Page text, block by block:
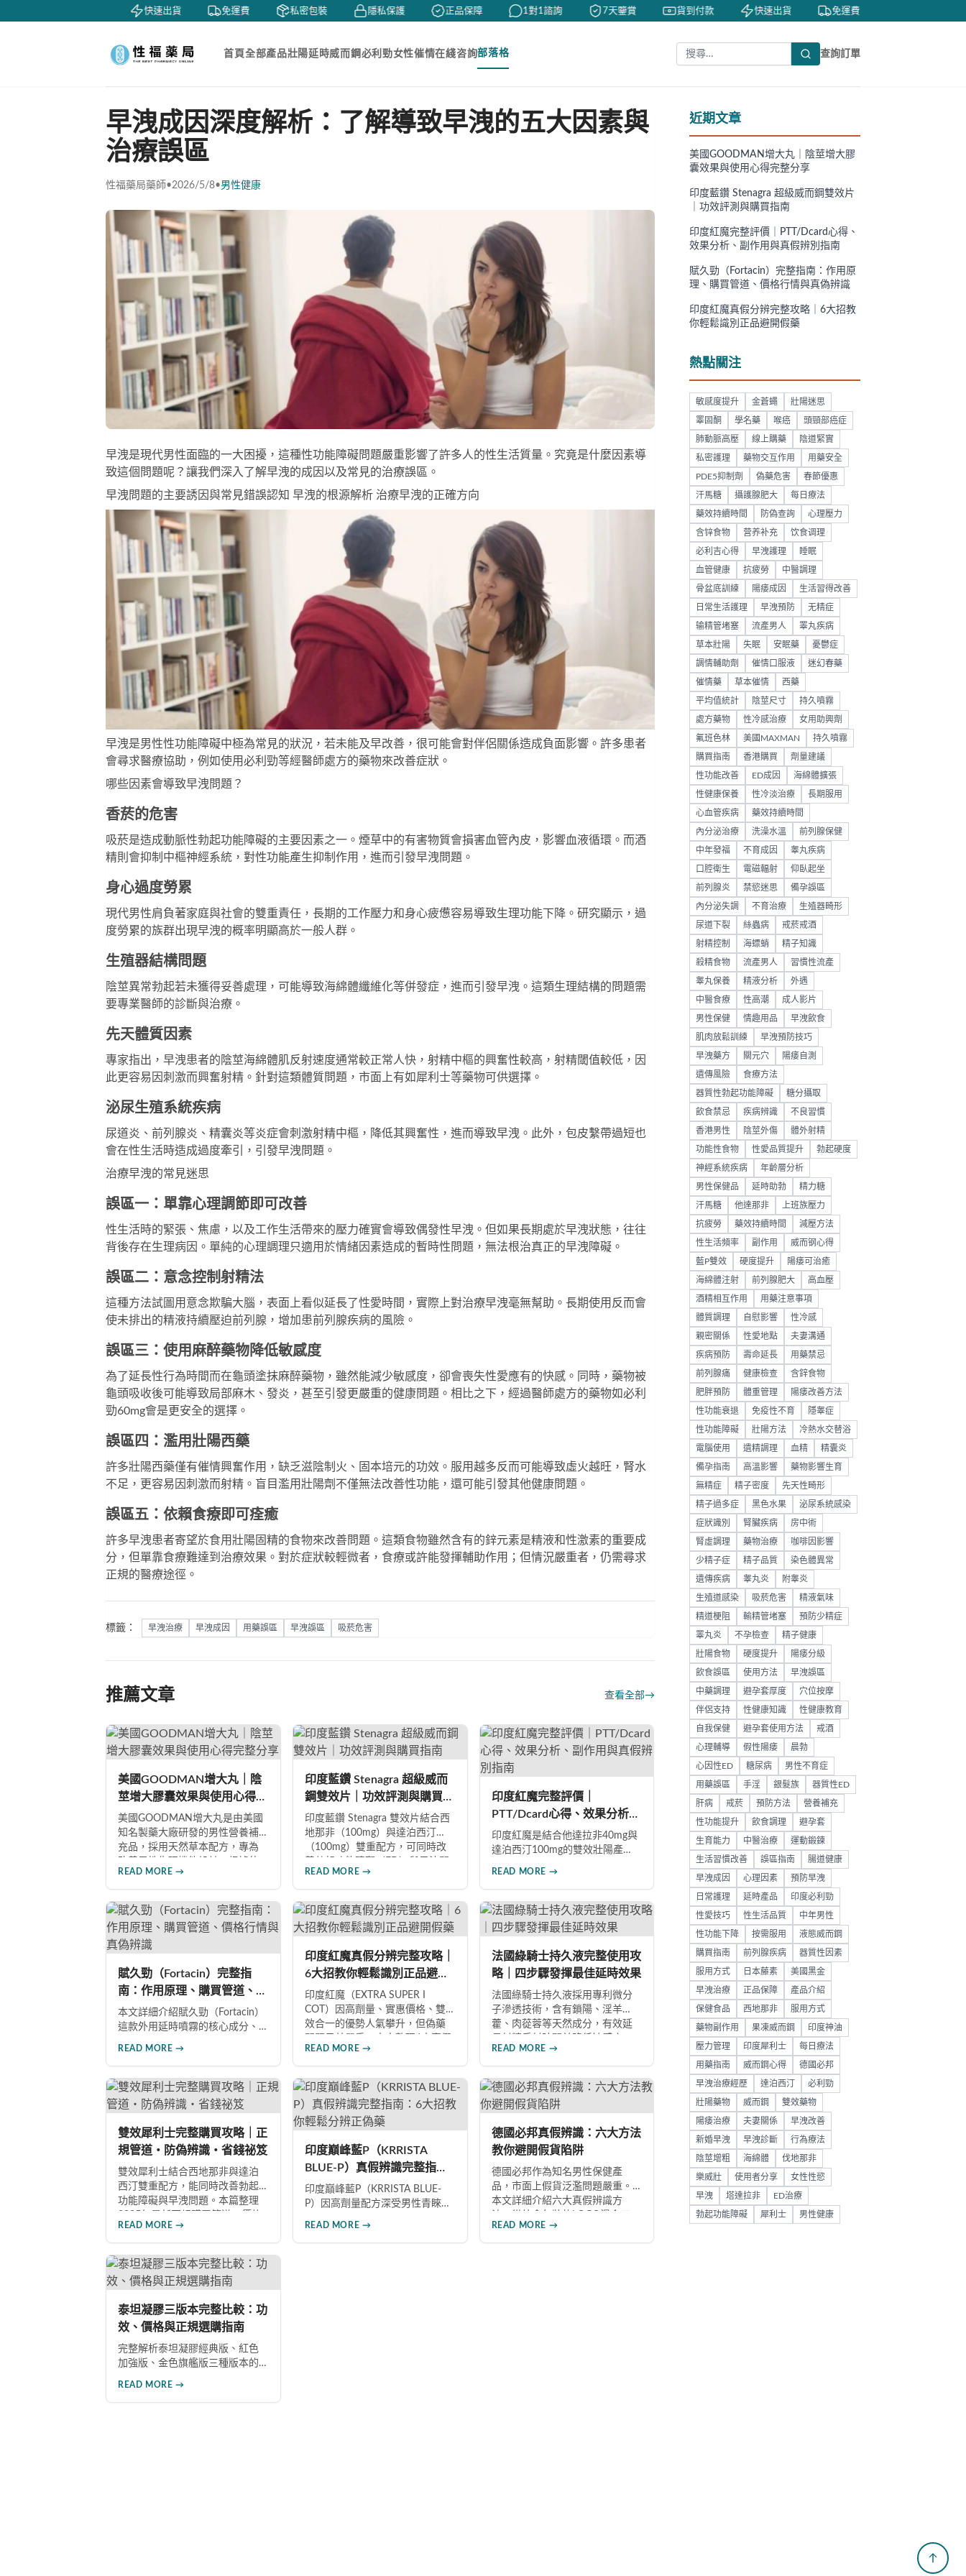
快速出貨 免運費 私密包裝 隱私保護 正品保障 1對1諮詢 7天鑒賞 貨到付款 快速出貨 免運費
首頁全部產品壯陽延時威而鋼必利勁女性催情在綫咨詢部落格 查詢訂單
早洩成因深度解析：了解導致早洩的五大因素與
治療誤區
性福藥局藥師•2026/5/8•男性健康
早洩是現代男性面臨的一大困擾，這種性功能障礙問題嚴重影響了許多人的性生活質量。究竟是什麼因素導
致這個問題呢？讓我們深入了解早洩的成因以及常見的治療誤區。
早洩問題的主要誘因與常見錯誤認知 早洩的根源解析 治療早洩的正確方向
早洩是男性性功能障礙中極為常見的狀況，若未能及早改善，很可能會對伴侶關係造成負面影響。許多患者
會尋求醫療協助，例如使用必利勁等經醫師處方的藥物來改善症狀。
哪些因素會導致早洩問題？
香菸的危害
吸菸是造成動脈性勃起功能障礙的主要因素之一。煙草中的有害物質會損害血管內皮，影響血液循環。而酒
精則會抑制中樞神經系統，對性功能產生抑制作用，進而引發早洩問題。
身心過度勞累
現代男性肩負著家庭與社會的雙重責任，長期的工作壓力和身心疲憊容易導致生理功能下降。研究顯示，過
度勞累的族群出現早洩的概率明顯高於一般人群。
生殖器結構問題
陰莖異常勃起若未獲得妥善處理，可能導致海綿體纖維化等併發症，進而引發早洩。這類生理結構的問題需
要專業醫師的診斷與治療。
先天體質因素
專家指出，早洩患者的陰莖海綿體肌反射速度通常較正常人快，射精中樞的興奮性較高，射精閾值較低，因
此更容易因刺激而興奮射精。針對這類體質問題，市面上有如 犀利士等藥物可供選擇。
泌尿生殖系統疾病
尿道炎、前列腺炎、精囊炎等炎症會刺激射精中樞，降低其興奮性，進而導致早洩。此外，包皮繫帶過短也
會在性生活時造成過度牽引，引發早洩問題。
治療早洩的常見迷思
誤區一：單靠心理調節即可改善
性生活時的緊張、焦慮，以及工作生活帶來的壓力確實會導致偶發性早洩。但如果長期處於早洩狀態，往往
背後存在生理病因。單純的心理調理只適用於情緒因素造成的暫時性問題，無法根治真正的早洩障礙。
誤區二：意念控制射精法
這種方法試圖用意念欺騙大腦，表面上看似延長了性愛時間，實際上對治療早洩毫無幫助。長期使用反而會
使未排出的精液持續壓迫前列腺，增加患前列腺疾病的風險。
誤區三：使用麻醉藥物降低敏感度
為了延長性行為時間而在龜頭塗抹麻醉藥物，雖然能減少敏感度，卻會喪失性愛應有的快感。同時，藥物被
龜頭吸收後可能導致局部麻木、發炎，甚至引發更嚴重的健康問題。相比之下，經過醫師處方的藥物如必利
勁60mg會是更安全的選擇。
誤區四：濫用壯陽西藥
許多壯陽西藥僅有催情興奮作用，缺乏滋陰制火、固本培元的功效。服用越多反而可能導致虛火越旺，腎水
不足，更容易因刺激而射精。盲目濫用壯陽劑不僅無法改善性功能，還可能引發其他健康問題。
誤區五：依賴食療即可痊癒
許多早洩患者寄望於食用壯陽固精的食物來改善問題。這類食物雖然含有的鋅元素是精液和性激素的重要成
分，但單靠食療難達到治療效果。對於症狀較輕微者，食療或許能發揮輔助作用；但情況嚴重者，仍需尋求
正規的醫療途徑。
標籤： 早洩治療 早洩成因 用藥誤區 早洩誤區 吸菸危害
推薦文章 查看全部→
美國GOODMAN增大丸｜陰
莖增大膠囊效果與使用心得完
整分享
美國GOODMAN增大丸是由美國
知名製藥大廠研發的男性營養補
充品，採用天然草本配方，專為
用者回饋，平均可增加陰莖長度2-
5公分，圍度提升25%-30%，同時
改善陽痿、早洩等性功能障礙。
每日1-2粒，90天完整療程即可達
到理想效果並建立長期保健基
礎。
READ MORE →
印度藍鑽 Stenagra 超級威而
鋼雙效片｜功效評測與購買指
南
印度藍鑽 Stenagra 雙效片結合西
地那非（100mg）與達泊西汀
（100mg）雙重配方，可同時改
題（PE）。根據使用者回饋，服
藥後約30分鐘即可感受效果，藥
效持續8至12小時，無論是硬度還
是持久度都有明顯提升。Dcard、
PTT 網友實測分享，正面評價佔
多數，是CP值極高的男性保健品
選擇。
READ MORE →
印度紅魔完整評價｜
PTT/Dcard心得、效果分析、
副作用與真假辨別指南
印度紅魔是結合他達拉非40mg與
達泊西汀100mg的雙效壯陽產
時，價格僅為威而鋼的三分之
一。90%使用者給予正面評價，常
見副作用為輕微頭痛（7%）。本
文整理超過120則網友心得，幫助
你了解真實效果、識別假貨與選
擇正規購買管道。
READ MORE →
賦久勁（Fortacin）完整指
南：作用原理、購買管道、價
格行情與真偽辨識
本文詳細介紹賦久勁（Fortacin）
這款外用延時噴霧的核心成分、
偽辨識技巧，幫助您安心選購、
安心使用。
READ MORE →
印度紅魔真假分辨完整攻略｜
6大招教你輕鬆識別正品避開
假藥
印度紅魔（EXTRA SUPER I
COT）因高劑量、實惠價格、雙
效合一的優勢人氣攀升，但偽藥
分辨要點，從外包裝、防偽標
籤、藥錠特徵、購買管道到價格
分析，協助消費者輕鬆識別正
品，保障用藥安全與效果。
READ MORE →
法國綠騎士持久液完整使用攻
略｜四步驟發揮最佳延時效果
法國綠騎士持久液採用專利微分
子滲透技術，含有鎖陽、淫羊
藿、肉蓯蓉等天然成分，有效延
本文提供完整四步驟使用指南，
從劑量控制到按摩吸收手法，協
助使用者找到最適合個人體質的
用量，搭配正品購買管道與常見
錯誤修正建議，助您安全有效地
提升親密生活品質。
READ MORE →
雙效犀利士完整購買攻略｜正
規管道・防偽辨識・省錢祕笈
雙效犀利士結合西地那非與達泊
西汀雙重配方，能同時改善勃起
功能障礙與早洩問題。本篇整理
分析、防偽驗證方法及省錢優惠
資訊，幫助您避開市面上超過65%
的假貨陷阱，選購100%正品雙效
犀利士。
READ MORE →
印度巔峰藍P（KRRISTA
BLUE-P）真假辨識完整指
南：6大招教你輕鬆分辨正偽
藥
印度巔峰藍P（KRRISTA BLUE-
P）因高劑量配方深受男性青睞，
應、防偽驗證、價格區間等六大
READ MORE →
德國必邦真假辨識：六大方法
教你避開假貨陷阱
德國必邦作為知名男性保健產
品，市面上假貨泛濫問題嚴重。
本文詳細介紹六大真假辨識方
藝、說明書與生產地資訊、藥錠
的「HY」刻印與六角星芒造型、
READ MORE →
泰坦凝膠三版本完整比較：功
效、價格與正規選購指南
完整解析泰坦凝膠經典版、紅色
加強版、金色旗艦版三種版本的
象，幫助你選擇最適合的產品，
READ MORE →
近期文章
美國GOODMAN增大丸｜陰莖增大膠
囊效果與使用心得完整分享
印度藍鑽 Stenagra 超級威而鋼雙效片
｜功效評測與購買指南
印度紅魔完整評價｜PTT/Dcard心得、
效果分析、副作用與真假辨別指南
賦久勁（Fortacin）完整指南：作用原
理、購買管道、價格行情與真偽辨識
印度紅魔真假分辨完整攻略｜6大招教
你輕鬆識別正品避開假藥
熱點關注
敏感度提升 金蒼蠅 壯陽迷思
睪固酮 學名藥 喉癌 頭頸部癌症
肺動脈高壓 線上購藥 陰道緊實
私密護理 藥物交互作用 用藥安全
PDE5抑制劑 偽藥危害 春節優惠
汗馬糖 攝護腺肥大 每日療法
藥效持續時間 防偽查詢 心理壓力
含锌食物 营养补充 饮食调理
必利吉心得 早洩護理 睡眠
血管健康 抗疲勞 中醫調理
骨盆底訓練 陽痿成因 生活習得改善
日常生活護理 早洩預防 无精症
输精管堵塞 流產男人 睪丸疾病
草本壯陽 失眠 安眠藥 憂鬱症
調情輔助劑 催情口服液 迷幻春藥
催情藥 草本催情 西藥
平均值統計 陰莖尺寸 持久噴霧
處方藥物 性冷感治療 女用助興劑
氟班色林 美國MAXMAN 持久噴霧
購買指南 香港購買 劑量建議
性功能改善 ED成因 海綿體擴張
性健康保養 性冷淡治療 長期服用
心血管疾病 藥效持續時間
內分泌治療 洗澡水溫 前列腺保健
中年發福 不育成因 睾丸疾病
口腔衛生 電磁輻射 仰臥起坐
前列腺炎 禁慾迷思 備孕誤區
內分泌失調 不育治療 生殖器畸形
尿道下裂 絲蟲病 戒菸戒酒
射精控制 海螵蛸 精子知識
殺精食物 流產男人 習慣性流產
睾丸保養 精液分析 外遇
中醫食療 性高潮 成人影片
男性保健 情趣用品 早洩飲食
肌肉放鬆訓練 早洩預防技巧
早洩藥方 關元穴 陽痿自測
遺傳風險 食療方法
器質性勃起功能障礙 糖分攝取
飲食禁忌 疾病辨識 不良習慣
香港男性 陰莖外傷 體外射精
功能性食物 性愛品質提升 勃起硬度
神經系統疾病 年齡層分析
男性保健品 延時助勃 精力糖
汗馬糖 他達那非 上班族壓力
抗疲勞 藥效持續時間 減壓方法
性生活頻率 副作用 威而钢心得
藍P雙效 硬度提升 陽痿可治癒
海綿體注射 前列腺肥大 高血壓
酒精相互作用 用藥注意事項
體質調理 自慰影響 性冷感
親密關係 性愛地點 夫妻溝通
疾病預防 壽命延長 用藥禁忌
前列腺痛 健康檢查 含鋅食物
肥胖預防 體重管理 陽痿改善方法
性功能衰退 免疫性不育 隱睾症
性功能障礙 壯陽方法 冷熱水交替浴
電腦使用 遺精調理 血精 精囊炎
備孕指南 高溫影響 藥物影響生育
無精症 精子密度 先天性畸形
精子過多症 黑色水果 泌尿系統感染
症狀識別 腎臟疾病 房中術
腎虛調理 藥物治療 咖啡因影響
少精子症 精子品質 染色體異常
遺傳疾病 睾丸炎 附睾炎
生殖道感染 吸菸危害 精液氣味
精道梗阻 輸精管堵塞 預防少精症
睪丸炎 不孕檢查 精子健康
壯陽食物 硬度提升 陽痿分級
飲食誤區 使用方法 早洩誤區
中藥調理 避孕套厚度 穴位按摩
伴侶支持 性健康知識 性健康教育
自我保健 避孕套使用方法 戒酒
心理輔導 假性陽痿 晨勃
心因性ED 糖尿病 男性不育症
用藥誤區 手淫 銀髮族 器質性ED
肝病 戒菸 預防方法 營養補充
性功能提升 飲食調理 避孕套
生育能力 中醫治療 運動鍛鍊
生活習慣改善 誤區指南 腸道健康
早洩成因 心理因素 預防早洩
日常護理 延時產品 印度必利勁
性愛技巧 性生活品質 中年男性
性功能下降 按需服用 液態威而鋼
購買指南 前列腺疾病 器質性因素
服用方式 日本藤素 美國黑金
早洩治療 正品保障 產品介紹
保健食品 西地那非 服用方式
藥物副作用 果凍威而鋼 印度神油
壓力管理 印度犀利士 每日療法
用藥指南 威而鋼心得 德國必邦
早洩治療經歷 達泊西汀 必利勁
壯陽藥物 威而鋼 雙效藥物
陽痿治療 夫妻關係 早洩改善
新婚早洩 早洩診斷 行為療法
陰莖增粗 海綿體 伐地那非
樂威壯 使用者分享 女性性慾
早洩 塔達拉非 ED治療
勃起功能障礙 犀利士 男性健康